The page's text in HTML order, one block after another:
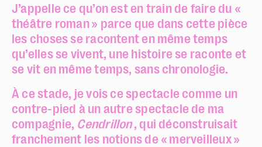
Police dyslexie :non
Taille du texte :par défaut
Contrastes :par défaut
J’appelle ce qu’on est en train de faire du «
théâtre roman » parce que dans cette pièce
les choses se racontent en même temps
qu’elles se vivent, une histoire se raconte et
se vit en même temps, sans chronologie.
À ce stade, je vois ce spectacle comme un
contre-pied à un autre spectacle de ma
compagnie, Cendrillon, qui déconstruisait
franchement les notions de « merveilleux »